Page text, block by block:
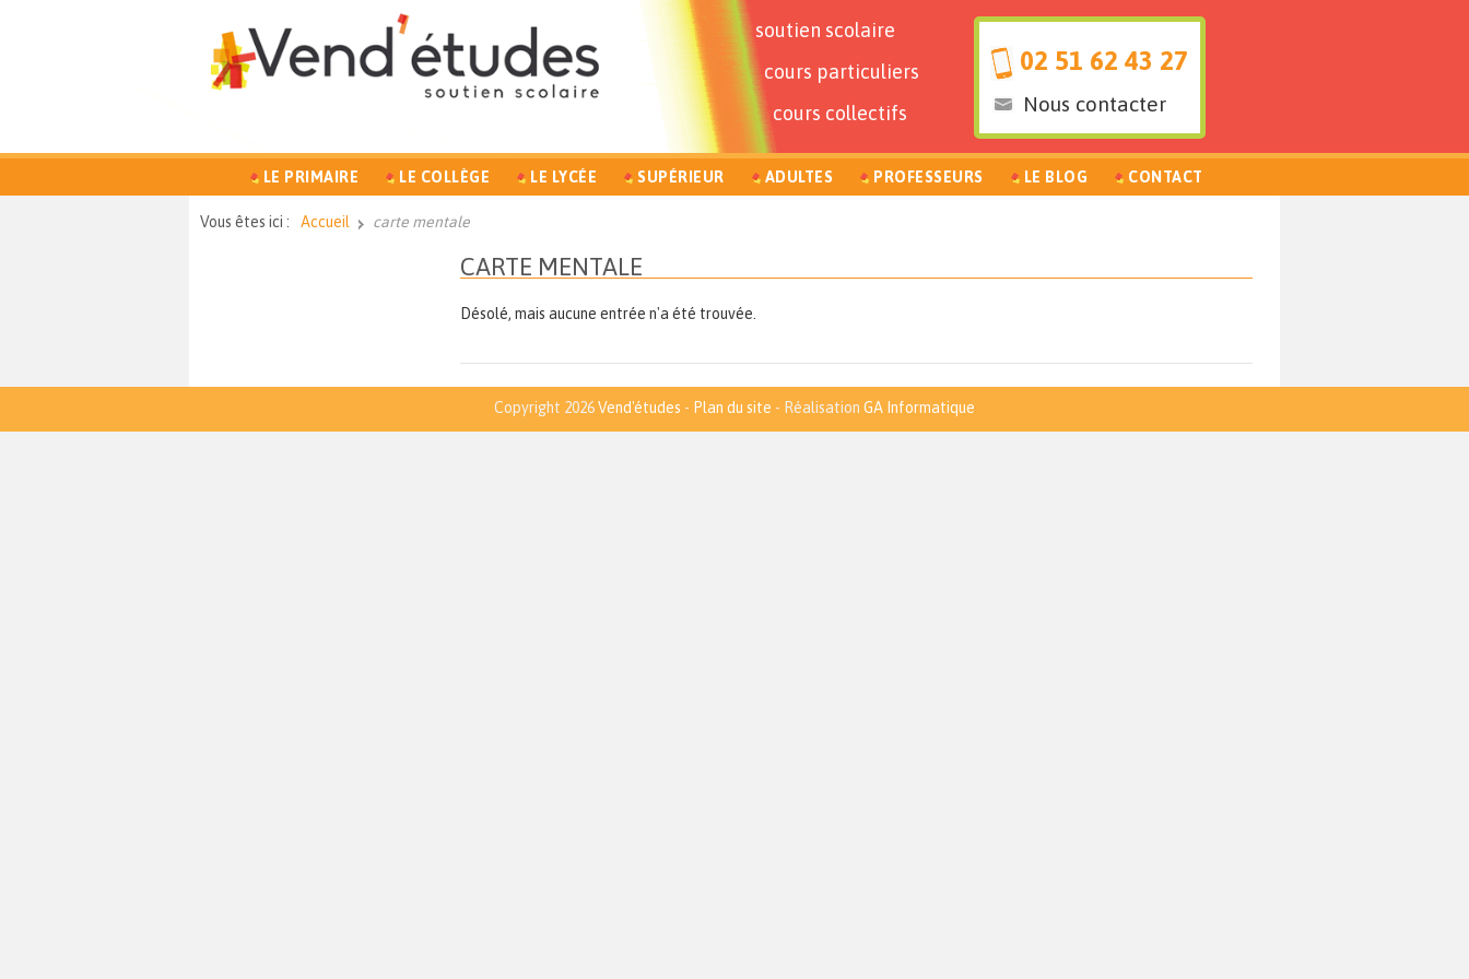
soutien scolaire
cours particuliers
cours collectifs
02 51 62 43 27
Nous contacter
LE PRIMAIRE LE COLLÈGE LE LYCÉE SUPÉRIEUR ADULTES PROFESSEURS LE BLOG CONTACT
Vous êtes ici : Accueil carte mentale
CARTE MENTALE
Désolé, mais aucune entrée n'a été trouvée.
Copyright 2026Vend'études - Plan du site - Réalisation GA Informatique